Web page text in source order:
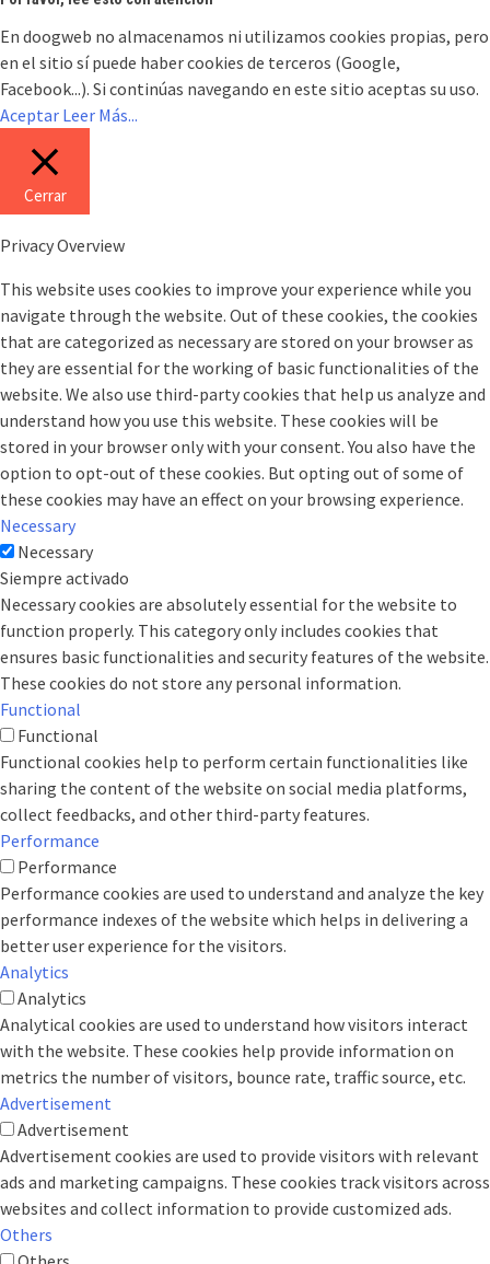
En doogweb no almacenamos ni utilizamos cookies propias, pero
en el sitio sí puede haber cookies de terceros (Google,
Facebook...). Si continúas navegando en este sitio aceptas su uso.
Aceptar Leer Más...
Cerrar
Privacy Overview
This website uses cookies to improve your experience while you
navigate through the website. Out of these cookies, the cookies
that are categorized as necessary are stored on your browser as
they are essential for the working of basic functionalities of the
website. We also use third-party cookies that help us analyze and
understand how you use this website. These cookies will be
stored in your browser only with your consent. You also have the
option to opt-out of these cookies. But opting out of some of
these cookies may have an effect on your browsing experience.
Necessary
Necessary
Siempre activado
Necessary cookies are absolutely essential for the website to
function properly. This category only includes cookies that
ensures basic functionalities and security features of the website.
These cookies do not store any personal information.
Functional
Functional
Functional cookies help to perform certain functionalities like
sharing the content of the website on social media platforms,
collect feedbacks, and other third-party features.
Performance
Performance
Performance cookies are used to understand and analyze the key
performance indexes of the website which helps in delivering a
better user experience for the visitors.
Analytics
Analytics
Analytical cookies are used to understand how visitors interact
with the website. These cookies help provide information on
metrics the number of visitors, bounce rate, traffic source, etc.
Advertisement
Advertisement
Advertisement cookies are used to provide visitors with relevant
ads and marketing campaigns. These cookies track visitors across
websites and collect information to provide customized ads.
Others